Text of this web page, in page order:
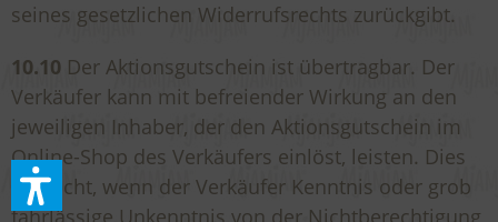
seines gesetzlichen Widerrufsrechts zurückgibt.
10.10 Der Aktionsgutschein ist übertragbar. Der
Verkäufer kann mit befreiender Wirkung an den
jeweiligen Inhaber, der den Aktionsgutschein im
Online-Shop des Verkäufers einlöst, leisten. Dies
gilt nicht, wenn der Verkäufer Kenntnis oder grob
fahrlässige Unkenntnis von der Nichtberechtigung,